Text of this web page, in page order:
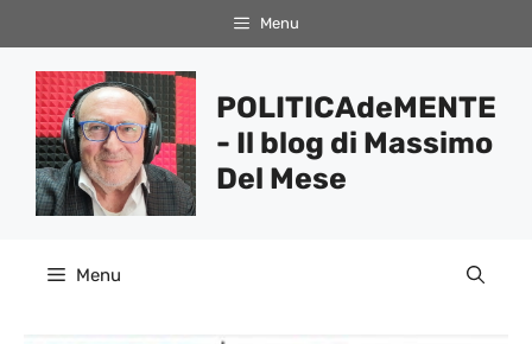
al
contenuto
Menu
POLITICAdeMENTE
- Il blog di Massimo
Del Mese
Menu